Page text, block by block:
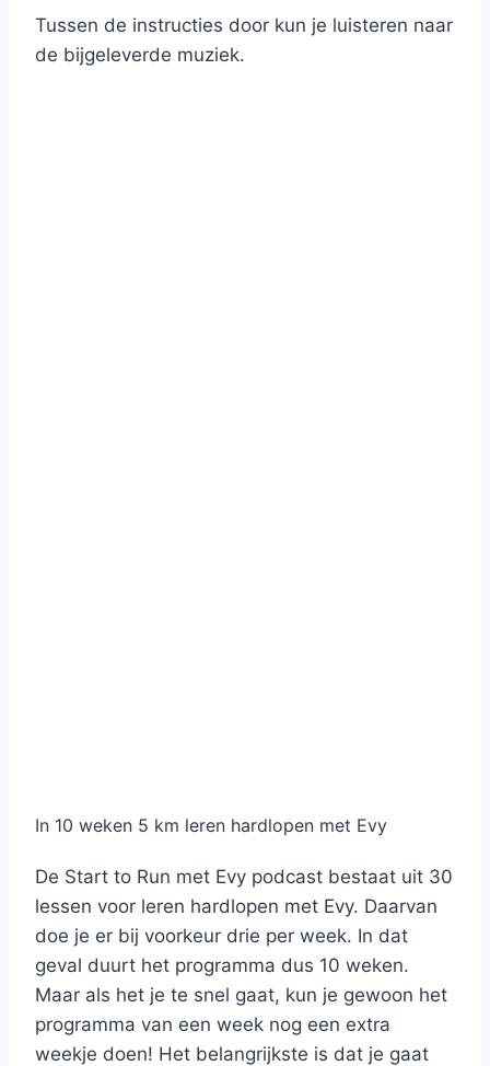
Tussen de instructies door kun je luisteren naar
de bijgeleverde muziek.
In 10 weken 5 km leren hardlopen met Evy
De Start to Run met Evy podcast bestaat uit 30
lessen voor leren hardlopen met Evy. Daarvan
doe je er bij voorkeur drie per week. In dat
geval duurt het programma dus 10 weken.
Maar als het je te snel gaat, kun je gewoon het
programma van een week nog een extra
weekje doen! Het belangrijkste is dat je gaat